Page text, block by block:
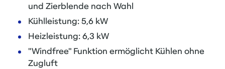
und Zierblende nach Wahl
Kühlleistung: 5,6 kW
Heizleistung: 6,3 kW
"Windfree" Funktion ermöglicht Kühlen ohne
Zugluft